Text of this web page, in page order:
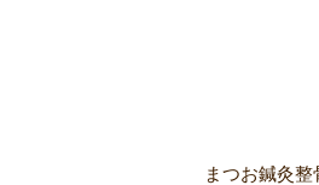
まつお鍼灸